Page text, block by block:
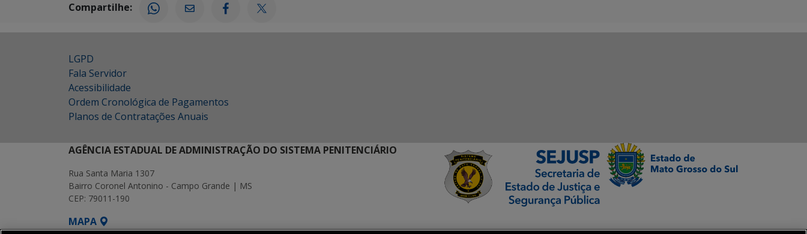
Compartilhe:
LGPD
Fala Servidor
Acessibilidade
Ordem Cronológica de Pagamentos
Planos de Contratações Anuais
AGÊNCIA ESTADUAL DE ADMINISTRAÇÃO DO SISTEMA PENITENCIÁRIO
Rua Santa Maria 1307
Bairro Coronel Antonino - Campo Grande | MS
CEP: 79011-190
MAPA